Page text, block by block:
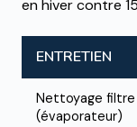
en hiver contre
ENTRETIEN
Nettoyage filtre
(évaporateur)